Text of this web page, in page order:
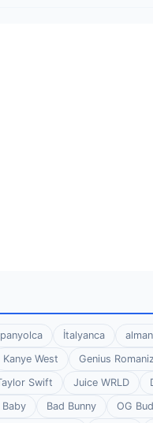
İtalyanca
Kanye West
Genius
Swift Juice WRLD
Baby Bad Bunny
OG